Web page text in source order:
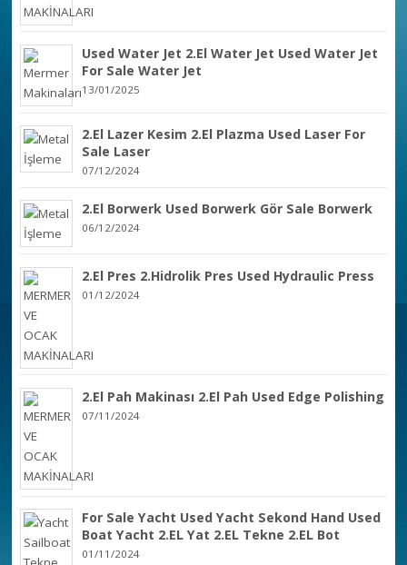
Used Water Jet 2.El Water Jet Used Water Jet
For Sale Water Jet
13/01/2025
2.El Lazer Kesim 2.El Plazma Used Laser For
Sale Laser
07/12/2024
2.El Borwerk Used Borwerk Gör Sale Borwerk
06/12/2024
2.El Pres 2.Hidrolik Pres Used Hydraulic Press
01/12/2024
2.El Pah Makinası 2.El Pah Used Edge Polishing
07/11/2024
For Sale Yacht Used Yacht Sekond Hand Used
Boat Yacht 2.EL Yat 2.EL Tekne 2.EL Bot
01/11/2024